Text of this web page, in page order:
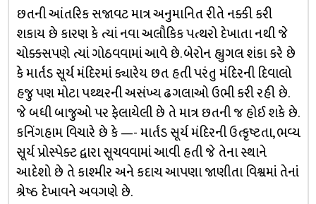
છતની આંતરિક સજાવટ માત્ર અનુમાનિત રીતે નક્કી કરી
શકાય છે કારણ કે ત્યાં નવા અલૌકિક પત્થરો દેખાતા નથી જે
ચોક્કસપણે ત્યાં ગોઠવવામાં આવે છે. બેરોન હ્યુગલ શંકા કરે છે
કે માર્તંડ સૂર્ય મંદિરમાં ક્યારેય છત હતી પરંતુ મંદિરની દિવાલો
હજુ પણ મોટા પથ્થરની અસંખ્ય ઢગલાઓ ઉભી કરી રહી છે.
જે બધી બાજુઓ પર ફેલાયેલી છે તે માત્ર છતની જ હોઈ શકે છે.
કનિંગહામ વિચારે છે કે —- માર્તંડ સૂર્ય મંદિરની ઉત્કૃષ્ટતા, ભવ્ય
સૂર્ય પ્રોસ્પેક્ટ દ્વારા સૂચવવામાં આવી હતી જે તેના સ્થાને
આદેશો છે તે કાશ્મીર અને કદાચ આપણા જાણીતા વિશ્વમાં તેનાં
શ્રેષ્ઠ દેખાવને અવગણે છે.